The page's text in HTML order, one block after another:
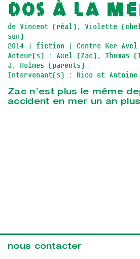
Dos à la
de Vincent (réal), Violette
son)
2014
| fiction | Centre Ker Avel
Acteur(s) : Axel (Zac), Thomas
J. Holmes (parents)
Intervenant(s) : Nico et Antoine
Zac n’est plus le même
accident en mer un an
nous contacter